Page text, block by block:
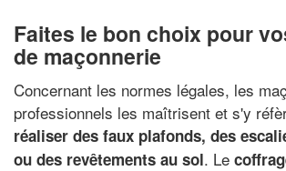
Faites le bon choix pour
de maçonnerie
Concernant les normes légales, les
professionnels les maîtrisent et s'y
réaliser des faux plafonds, des
ou des revêtements au sol. Le